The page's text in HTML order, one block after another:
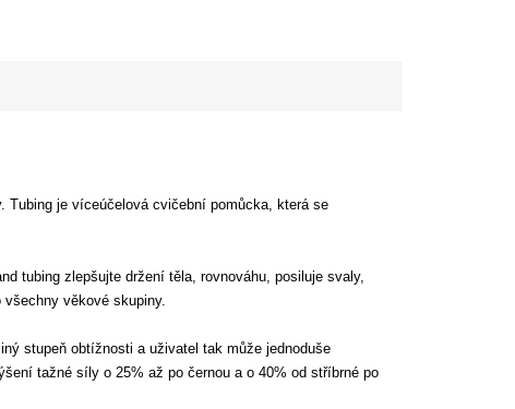
Tubing je víceúčelová cvičební pomůcka, která se
tubing zlepšujte držení těla, rovnováhu, posiluje svaly,
věkové skupiny.
stupeň obtížnosti a uživatel tak může jednoduše
tažné síly o 25% až po černou a o 40% od stříbrné po